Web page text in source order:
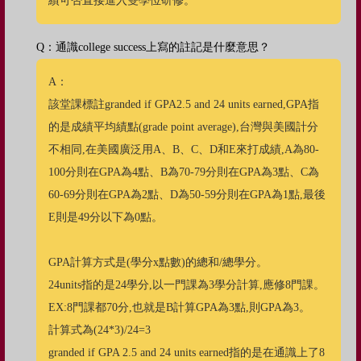
Q：通識college success上寫的註記是什麼意思？
A：
該堂課標註granded if GPA2.5 and 24 units earned,GPA指
的是成績平均績點(grade point average),台灣與美國計分
不相同,在美國廣泛用A、B、C、D和E來打成績,A為80-
100分則在GPA為4點、B為70-79分則在GPA為3點、C為
60-69分則在GPA為2點、D為50-59分則在GPA為1點,最後
E則是49分以下為0點。
GPA計算方式是(學分x點數)的總和/總學分。
24units指的是24學分,以一門課為3學分計算,應修8門課。
EX:8門課都70分,也就是B計算GPA為3點,則GPA為3。
計算式為(24*3)/24=3
granded if GPA 2.5 and 24 units earned指的是在通識上了8